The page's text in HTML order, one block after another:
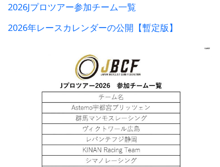
2026Jプロツアー参加チーム一覧
2026年レースカレンダーの公開【暫定版】